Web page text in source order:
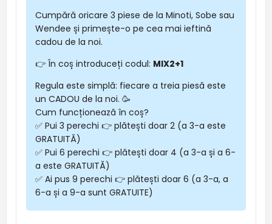
Cumpără oricare 3 piese de la Minoti, Sobe sau
Wendee și primește-o pe cea mai ieftină
cadou de la noi.
👉 În coș introduceți codul: MIX2+1
Regula este simplă: fiecare a treia piesă este
un CADOU de la noi. 🥳
Cum funcționează în coș?
✅ Pui 3 perechi 👉 plătești doar 2 (a 3-a este
GRATUITĂ)
✅ Pui 6 perechi 👉 plătești doar 4 (a 3-a și a 6-
a este GRATUITĂ)
✅ Ai pus 9 perechi 👉 plătești doar 6 (a 3-a, a
6-a și a 9-a sunt GRATUITE)